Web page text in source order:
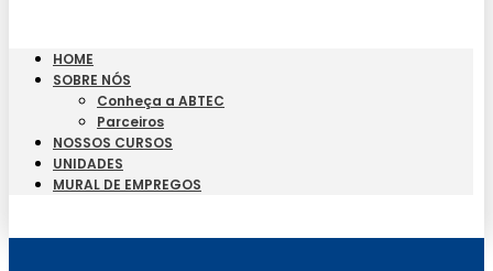
HOME
SOBRE NÓS
Conheça a ABTEC
Parceiros
NOSSOS CURSOS
UNIDADES
MURAL DE EMPREGOS